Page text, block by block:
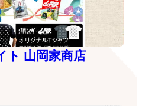
ト 山岡家商店